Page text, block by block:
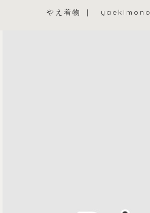
やえ着物 ❘ yaekimono